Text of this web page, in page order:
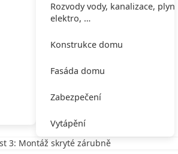
Rozvody vody, kanalizace, plynu,
elektro, …
Konstrukce domu
Fasáda domu
Zabezpečení
Vytápění
3: Montáž skryté zárubně